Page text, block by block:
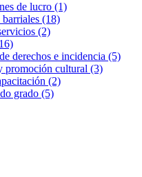
de lucro (1)
(18)
(2)
derechos e incidencia (5)
promoción cultural (3)
(2)
grado (5)